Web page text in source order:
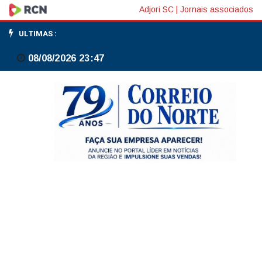
Mega-
Sena
acumula
prêmio
principal
Adjori SC Jornais associados
ULTIMAS :
08/08/2026 23:47